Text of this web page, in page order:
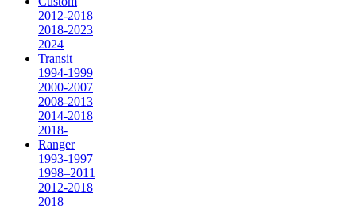
2012-2018
2018-2023
2024
Transit
1994-1999
2000-2007
2008-2013
2014-2018
2018-
Ranger
1993-1997
1998–2011
2012-2018
2018